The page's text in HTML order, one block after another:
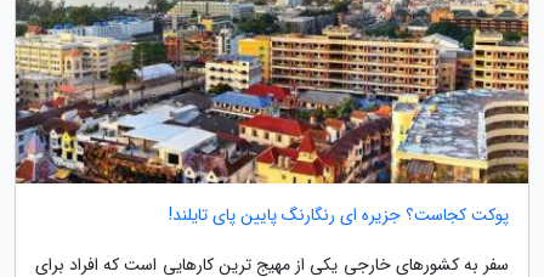
پوکت کجاست؟ جزیره ای رنگارنگ پایین پای تایلند!
سفر به کشورهای خارجی یکی از مهیج ترین کارهایی است که افراد برای